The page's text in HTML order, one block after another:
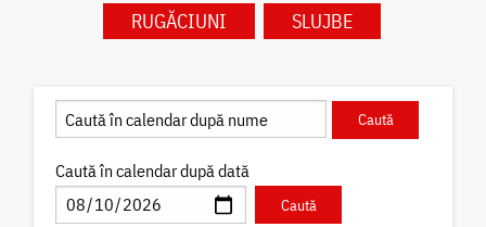
RUGĂCIUNI
SLUJBE
Caută în calendar după dată